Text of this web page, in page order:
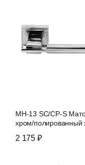
MH-13 SC/CP-S
хром/полированный
2 175 ₽